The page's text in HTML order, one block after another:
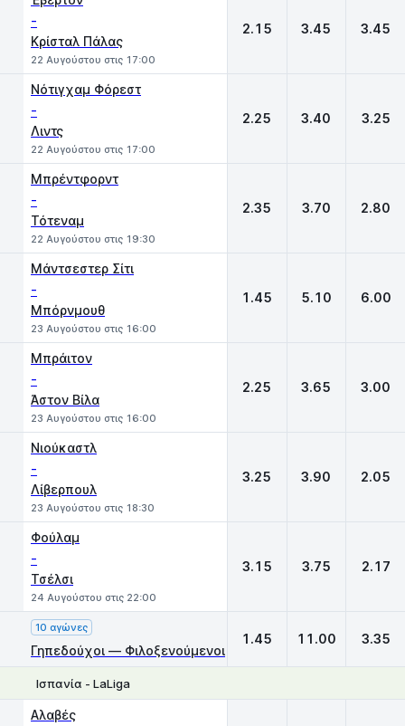
-
Κρίσταλ Πάλας
22 Αυγούστου στις 17:00
2.15 3.45 3.45
Νότιγχαμ Φόρεστ
-
Λιντς
22 Αυγούστου στις 17:00
2.25 3.40 3.25
Μπρέντφορντ
-
Τότεναμ
22 Αυγούστου στις 19:30
2.35 3.70 2.80
Μάντσεστερ Σίτι
-
Μπόρνμουθ
23 Αυγούστου στις 16:00
1.45 5.10 6.00
Μπράιτον
-
Άστον Βίλα
23 Αυγούστου στις 16:00
2.25 3.65 3.00
Νιούκαστλ
-
Λίβερπουλ
23 Αυγούστου στις 18:30
3.25 3.90 2.05
Φούλαμ
-
Τσέλσι
24 Αυγούστου στις 22:00
3.15 3.75 2.17
10 αγώνες
Γηπεδούχοι — Φιλοξενούμενοι
1.45 11.00 3.35
Ισπανία - LaLiga
Αλαβές